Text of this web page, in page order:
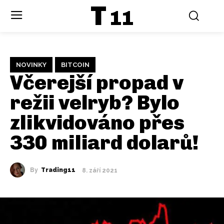
T 11
NOVINKY BITCOIN
Včerejší propad v
režii velryb? Bylo
zlikvidováno přes
330 miliard dolarů!
By Trading11 8. září 2021